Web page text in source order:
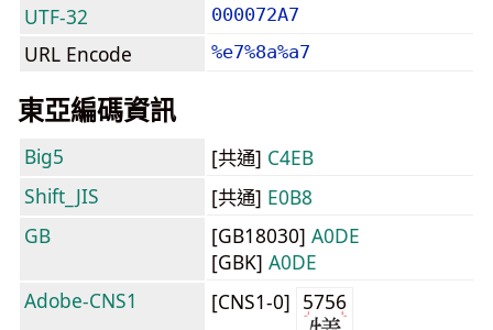
UTF-32 000072A7
URL Encode %e7%8a%a7
東亞編碼資訊
Big5 [共通] C4EB
Shift_JIS
[共通] E0B8
GB
[GB18030] A0DE
[GBK] A0DE
Adobe-CNS1
[CNS1-0] 5756